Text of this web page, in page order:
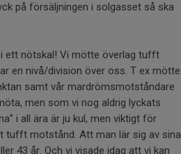
på försäljningen i solgasset så ska
ett nötskal! Vi mötte överlag tufft
en nivå/division över oss. T ex mötte
samt vår mardrömsmotståndare
men som vi nog aldrig lyckats
i all ära är ju kul, men viktigt för
tufft motstånd. Att man lär sig av sina
43 år. Och vi visade idag att vi kan